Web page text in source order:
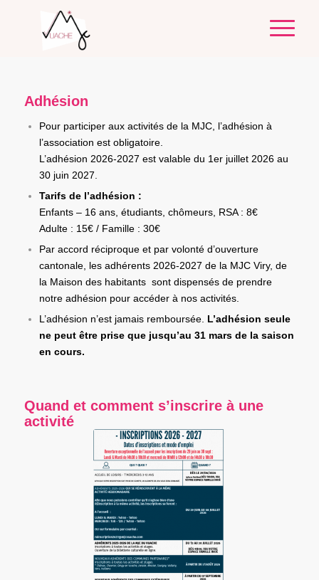
Adhésion
Pour participer aux activités de la MJC, l’adhésion à
l’association est obligatoire.
L’adhésion 2026-2027 est valable du 1er juillet 2026 au
30 juin 2027.
Tarifs de l’adhésion :
Enfants – 16 ans, étudiants, chômeurs, RSA : 8€
Adulte : 15€ / Famille : 30€
Par accord réciproque et par volonté d’ouverture
cantonale, les adhérents 2026-2027 de la MJC Viry, de
la Maison des habitants sont dispensés de prendre
notre adhésion pour accéder à nos activités.
L’adhésion n’est jamais remboursée. L’adhésion seule
ne peut être prise que jusqu’au 31 mars de la saison
en cours.
Quand et comment s’inscrire à une
activité